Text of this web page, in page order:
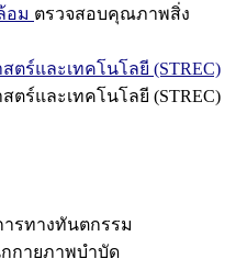
อม ตรวจสอบคุณภาพสิ่ง
ตร์และเทคโนโลยี (STREC)
ตร์และเทคโนโลยี (STREC)
ารทางทันตกรรม
กายภาพบำบัด